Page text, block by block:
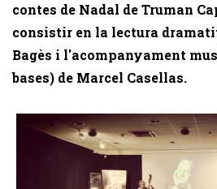
contes de Nadal de Truman
consistir en la lectura
Bagès i l'acompanyament
bases) de Marcel Casellas.